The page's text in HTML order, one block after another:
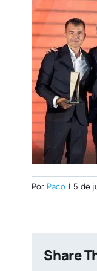
Por Paco | 5 de
Share